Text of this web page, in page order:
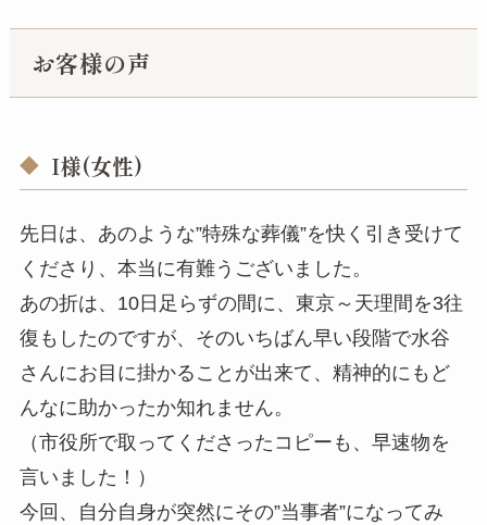
お客様の声
I様(女性)
先日は、あのような”特殊な葬儀”を快く引き受けて
くださり、本当に有難うございました。
あの折は、10日足らずの間に、東京～天理間を3往
復もしたのですが、そのいちばん早い段階で水谷
さんにお目に掛かることが出来て、精神的にもど
んなに助かったか知れません。
（市役所で取ってくださったコピーも、早速物を
言いました！）
今回、自分自身が突然にその”当事者”になってみ